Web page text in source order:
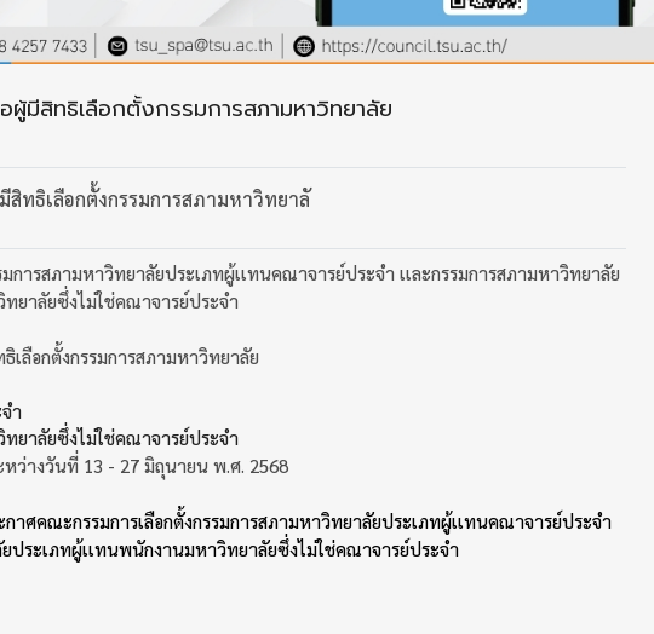
มีสิทธิเลือกตั้งกรรมการสภามหาวิทยาลัย
ทธิเลือกตั้งกรรมการสภามหาวิทยาลั
การสภามหาวิทยาลัยประเภทผู้เเทนคณาจารย์ประจำ เเละกรรมการสภามหาวิทยาลัย
ยาลัยซึ่งไม่ใช่คณาจารย์ประจำ
เลือกตั้งกรรมการสภามหาวิทยาลัย
ำ
ยาลัยซึ่งไม่ใช่คณาจารย์ประจำ
หว่างวันที่ 13 - 27 มิถุนายน พ.ศ. 2568
กาศคณะกรรมการเลือกตั้งกรรมการสภามหาวิทยาลัยประเภทผู้เเทนคณาจารย์ประจำ
ยประเภทผู้เเทนพนักงานมหาวิทยาลัยซึ่งไม่ใช่คณาจารย์ประจำ